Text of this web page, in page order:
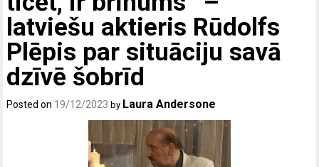
latviešu aktieris Rūdolfs
Plēpis par situāciju savā
dzīvē šobrīd
Posted on 19/12/2023 by Laura Andersone